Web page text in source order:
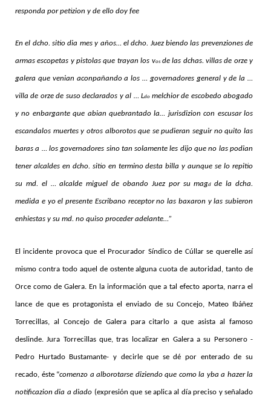
responda por petizion y de ello doy fee
En el dcho. sitio dia mes y años… el dcho. Juez biendo las prevenziones de
armas escopetas y pistolas que trayan los vos de las dchas. villas de orze y
galera que venian aconpañando a los … governadores general y de la …
villa de orze de suso declarados y al … Ldo melchior de escobedo abogado
y no enbargante que abian quebrantado la… jurisdizion con escusar los
escandalos muertes y otros alborotos que se pudieran seguir no quito las
baras a … los governadores sino tan solamente les dijo que no las podian
tener alcaldes en dcho. sitio en termino desta billa y aunque se lo repitio
su md. el … alcalde miguel de obando Juez por su magdde la dcha.
medida e yo el presente Escribano receptor no las baxaron y las subieron
enhiestas y su md. no quiso proceder adelante…”
El incidente provoca que el Procurador Síndico de Cúllar se querelle así
mismo contra todo aquel de ostente alguna cuota de autoridad, tanto de
Orce como de Galera. En la información que a tal efecto aporta, narra el
lance de que es protagonista el enviado de su Concejo, Mateo Ibáñez
Torrecillas, al Concejo de Galera para citarlo a que asista al famoso
deslinde. Jura Torrecillas que, tras localizar en Galera a su Personero -
Pedro Hurtado Bustamante- y decirle que se dé por enterado de su
recado, éste “comenzo a alborotarse diziendo que como la yba a hazer la
notificazion dia a diado (expresión que se aplica al día preciso y señalado